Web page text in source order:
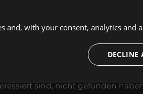
umfangreiche Erfahrung in der
jeder Komplexität zu erledigen.
sind, nicht gefunden
and, with your consent, analytics and
DECLINE